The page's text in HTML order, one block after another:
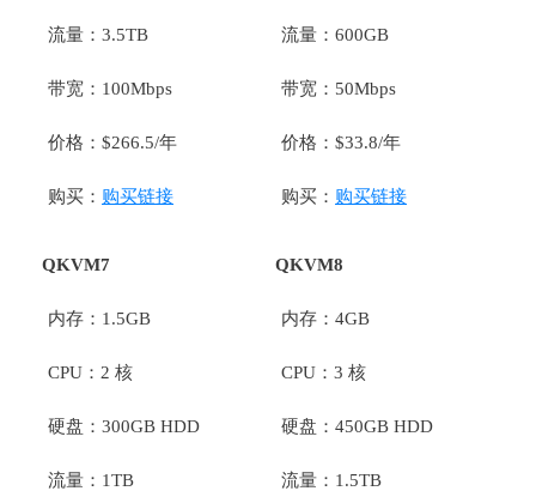
流量：3.5TB
带宽：100Mbps
价格：$266.5/年
购买： 购买链接
流量：600GB
带宽：50Mbps
价格：$33.8/年
购买： 购买链接
QKVM7
内存：1.5GB
CPU：2 核
硬盘：300GB HDD
流量：1TB
QKVM8
内存：4GB
CPU：3 核
硬盘：450GB HDD
流量：1.5TB